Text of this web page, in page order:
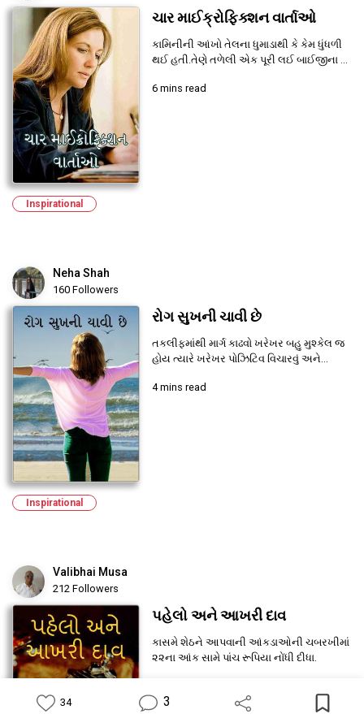
Profile
ચાર માઈક્રોફિક્શન વાર્તાઓ
કામિનીની આંખો તેલના ધુમાડાથી કે કેમ ધુંધળી
થઈ હતી.તેણે તળેલી એક પૂરી લઈ બાઈજીના ...
6 mins read
Inspirational
Neha Shah
160 Followers
રોગ સુખની ચાવી છે
તકલીફમાંથી માર્ગ કાઢવો ખરેખર બહુ મુશ્કેલ જ
હોય ત્યારે ખરેખર પોઝિટિવ વિચારવું અને...
4 mins read
Inspirational
Valibhai Musa
212 Followers
પહેલો અને આખરી દાવ
કાસમે શેઠને આપવાની આંકડાઓની ચબરખીમાં
૨૨ના આંક સામે પાંચ રૂપિયા નોંધી દીધા.
34
3